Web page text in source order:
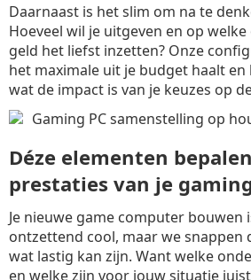
Daarnaast is het slim om na te
Hoeveel wil je uitgeven en op
geld het liefst inzetten? Onze
het maximale uit je budget haalt en
wat de impact is van je keuzes op
Déze elementen
prestaties van je
Je nieuwe game computer bouwen
ontzettend cool, maar we snappen
wat lastig kan zijn. Want welke
en welke zijn voor jouw situatie